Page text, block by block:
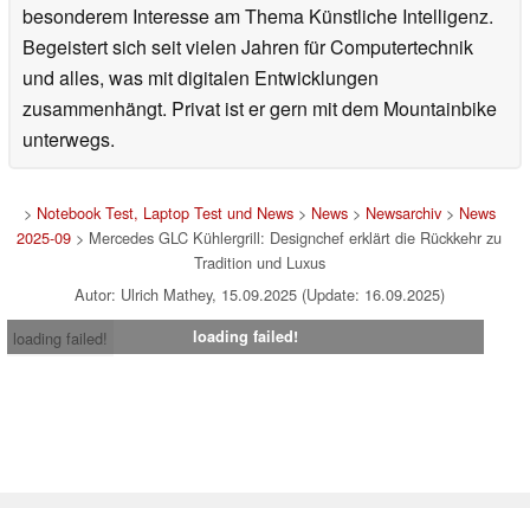
besonderem Interesse am Thema Künstliche Intelligenz.
Begeistert sich seit vielen Jahren für Computertechnik
und alles, was mit digitalen Entwicklungen
zusammenhängt. Privat ist er gern mit dem Mountainbike
unterwegs.
> Notebook Test, Laptop Test und News> News> Newsarchiv> News
2025-09 > Mercedes GLC Kühlergrill: Designchef erklärt die Rückkehr zu
Tradition und Luxus
Autor: Ulrich Mathey, 15.09.2025 (Update: 16.09.2025)
loading failed!
loading failed!